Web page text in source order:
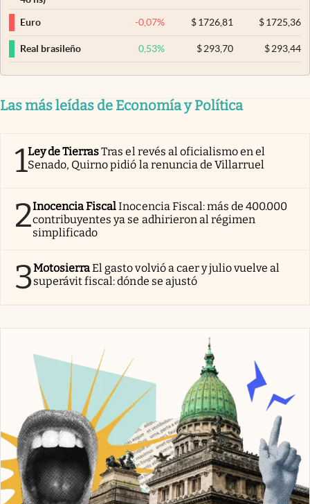
Euro -0,07% $ 1726,81 $1725,36
Real brasileño 0,53% $ 293,70 $293,44
Las más leídas de Economía y Política
1Ley de TierrasTras el revés al oficialismo en el
Senado, Quirno pidió la renuncia de Villarruel
2Inocencia FiscalInocencia Fiscal: más de 400.000
contribuyentes ya se adhirieron al régimen
simplificado
3MotosierraEl gasto volvió a caer y julio vuelve al
superávit fiscal: dónde se ajustó